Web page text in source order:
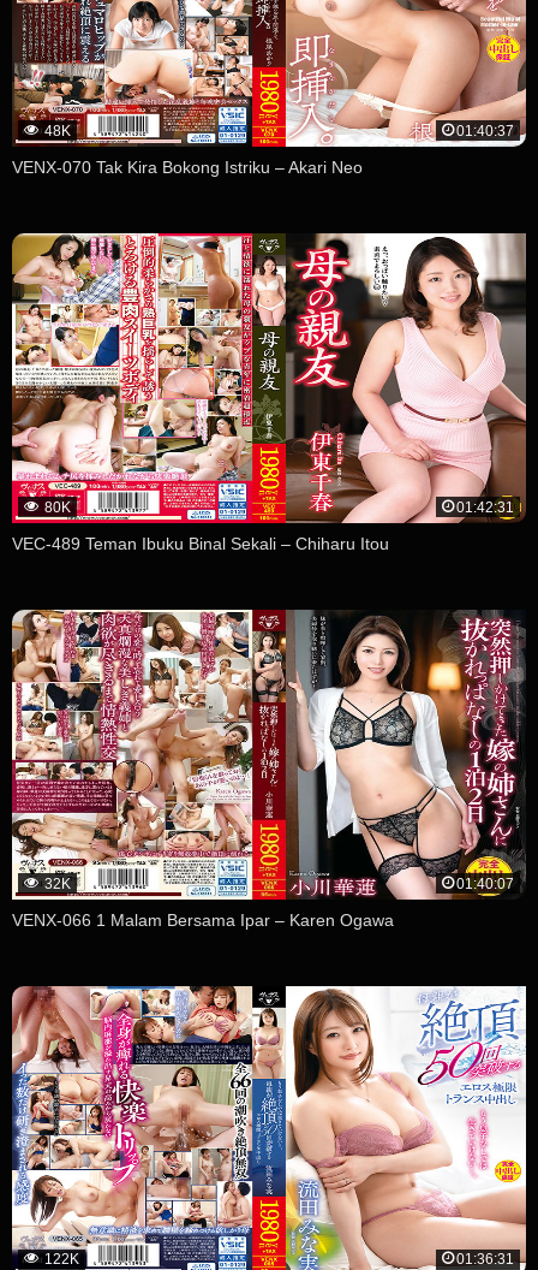
48K 01:40:37
VENX-070 Tak Kira Bokong Istriku – Akari Neo
80K 01:42:31
VEC-489 Teman Ibuku Binal Sekali – Chiharu Itou
32K 01:40:07
VENX-066 1 Malam Bersama Ipar – Karen Ogawa
122K 01:36:31